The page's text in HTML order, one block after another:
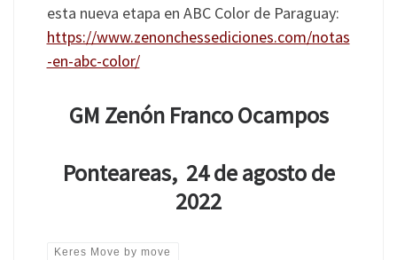
esta nueva etapa en ABC Color de Paraguay:
https://www.zenonchessediciones.com/notas
-en-abc-color/
GM Zenón Franco Ocampos
Ponteareas, 24 de agosto de
2022
Keres Move by move